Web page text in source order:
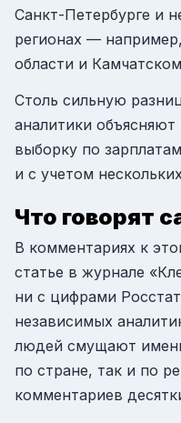
Санкт-Петербурге и
регионах —
области и
Столь сильную
аналитики
выборку по
и с учетом
Что говорят
В комментариях к
статье в журнале
ни с цифрами
независимых
людей смущают
по стране, так и по
комментариев